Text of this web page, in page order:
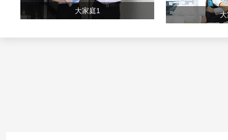
大家庭1